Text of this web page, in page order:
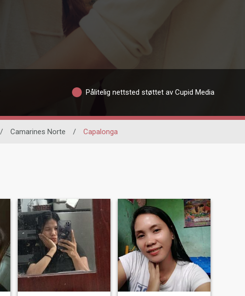
Pålitelig nettsted støttet av Cupid Media
/ Camarines Norte / Capalonga